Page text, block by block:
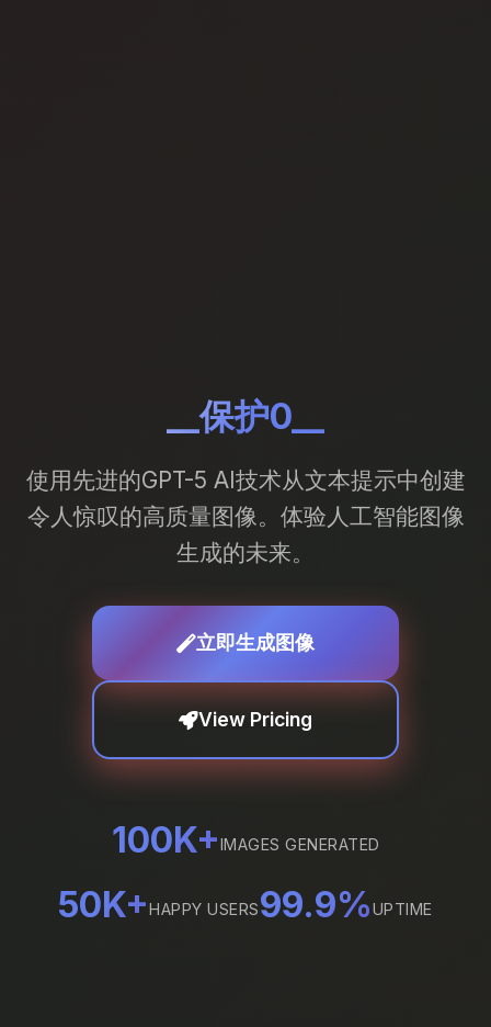
__保护0__
使用先进的GPT-5 AI技术从文本提示中创建
令人惊叹的高质量图像。体验人工智能图像
生成的未来。
立即生成图像
View Pricing
100K+IMAGES GENERATED
50K+HAPPY USERS99.9%UPTIME